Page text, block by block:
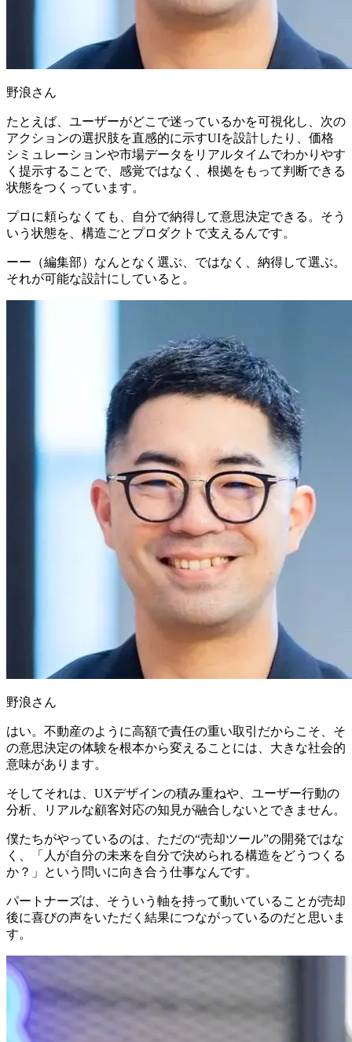
野浪さん
たとえば、ユーザーがどこで迷っているかを可視化し、次の
アクションの選択肢を直感的に示すUIを設計したり、価格
シミュレーションや市場データをリアルタイムでわかりやす
く提示することで、感覚ではなく、根拠をもって判断できる
状態をつくっています。
プロに頼らなくても、自分で納得して意思決定できる 。そう
いう状態を、構造ごとプロダクトで支えるんです。
ーー（編集部）なんとなく選ぶ、ではなく、納得して選ぶ。
それが可能な設計にしていると。
野浪さん
はい。不動産のように高額で責任の重い取引だからこそ、そ
の意思決定の体験を根本から変えることには、大きな社会的
意味があります。
そしてそれは、UXデザインの積み重ねや、ユーザー行動の
分析、リアルな顧客対応の知見が融合しないとできません。
僕たちがやっているのは、 ただの“売却ツール”の開発ではな
く、「人が自分の未来を自分で決められる構造をどうつくる
か？」という問いに向き合う仕事なんです。
パートナーズは、そういう軸を持って動いていることが売却
後に喜びの声をいただく結果につながっているのだと思いま
す。